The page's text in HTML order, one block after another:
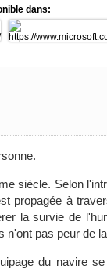
dans:
siècle. Selon
propagée à
la survie de
n'ont pas peur de
du navire